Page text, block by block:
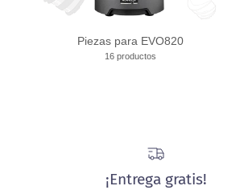
Piezas para EVO820
16 productos
¡Entrega gratis!